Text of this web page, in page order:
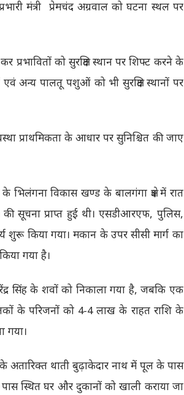
मंत्री प्रेमचंद अग्रवाल को घटना स्थल पर
प्रभावितों को सुरक्षित स्थान पर शिफ्ट करने के
एवं अन्य पालतू पशुओं को भी सुरक्षित स्थानों पर
प्राथमिकता के आधार पर सुनिश्चित की जाए
भिलंगना विकास खण्ड के बालगंगा क्षेत्र में रात
सूचना प्राप्त हुई थी। एसडीआरएफ, पुलिस,
शुरू किया गया। मकान के उपर सीसी मार्ग का
गया है।
सिंह के शवों को निकाला गया है, जबकि एक
के परिजनों को 4-4 लाख के राहत राशि के
गया।
अतारिक्त थाती बुढ़ाकेदार नाथ में पूल के पास
स्थित घर और दुकानों को खाली कराया जा